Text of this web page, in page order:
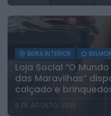
BEIRA INTERIOR
Loja Social “O
das Maravilhas”
calçado e
5 DE AGOSTO, 2026